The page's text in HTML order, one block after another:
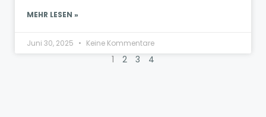
MEHR LESEN »
Juni 30, 2025 Keine Kommentare
1 2 3 4